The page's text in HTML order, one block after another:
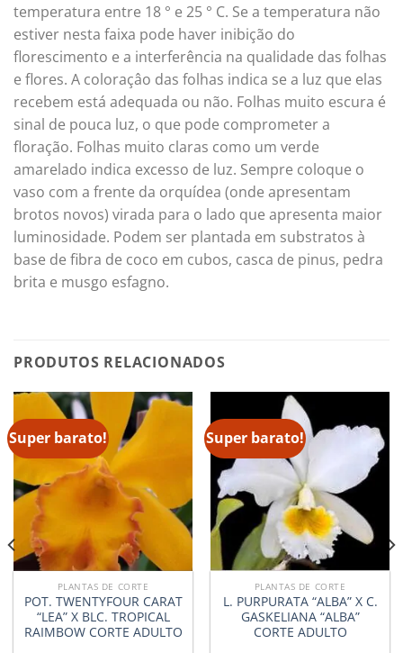
temperatura entre 18 ° e 25 ° C. Se a temperatura não
estiver nesta faixa pode haver inibição do
florescimento e a interferência na qualidade das folhas
e flores. A coloraçâo das folhas indica se a luz que elas
recebem está adequada ou não. Folhas muito escura é
sinal de pouca luz, o que pode comprometer a
floração. Folhas muito claras como um verde
amarelado indica excesso de luz. Sempre coloque o
vaso com a frente da orquídea (onde apresentam
brotos novos) virada para o lado que apresenta maior
luminosidade. Podem ser plantada em substratos à
base de fibra de coco em cubos, casca de pinus, pedra
brita e musgo esfagno.
PRODUTOS RELACIONADOS
Super barato!
PLANTAS DE CORTE
POT. TWENTYFOUR CARAT
“LEA” X BLC. TROPICAL
RAIMBOW CORTE ADULTO
Super barato!
PLANTAS DE CORTE
L. PURPURATA “ALBA” X C.
GASKELIANA “ALBA”
CORTE ADULTO